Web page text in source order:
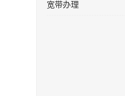
宽带办理